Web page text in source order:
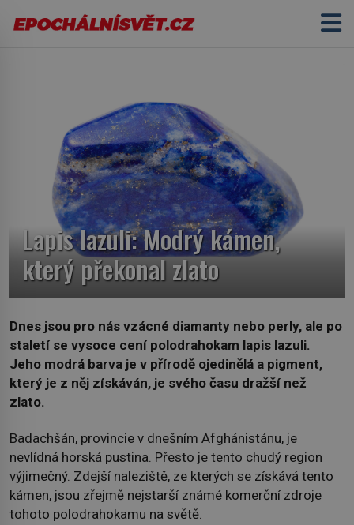
Lapis lazuli: Modrý kámen,
který překonal zlato
Dnes jsou pro nás vzácné diamanty nebo perly, ale po
staletí se vysoce cení polodrahokam lapis lazuli.
Jeho modrá barva je v přírodě ojedinělá a pigment,
který je z něj získáván, je svého času dražší než
zlato.
Badachšán, provincie v dnešním Afghánistánu, je
nevlídná horská pustina. Přesto je tento chudý region
výjimečný. Zdejší naleziště, ze kterých se získává tento
kámen, jsou zřejmě nejstarší známé komerční zdroje
tohoto polodrahokamu na světě.